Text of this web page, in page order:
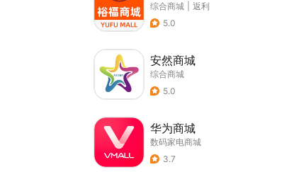
综合商城
返利
5.0
安然商城
综合商城
5.0
华为商城
数码家电商城
3.7